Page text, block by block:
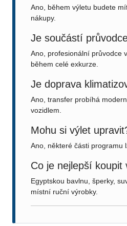
Ano, během výletu budete
nákupy.
Je součástí
Ano, profesionální průvodce
během celé exkurze.
Je doprava
Ano, transfer probíhá
vozidlem.
Mohu si výlet
Ano, některé části programu
Co je nejlepší koupit
Egyptskou bavlnu, šperky,
místní ruční výrobky.